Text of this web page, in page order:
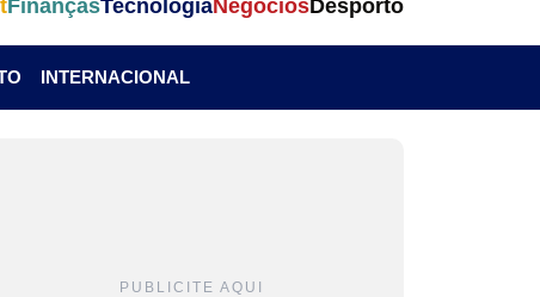
FinançasTecnologiaNegóciosDesporto
INTERNACIONAL
PUBLICITE AQUI